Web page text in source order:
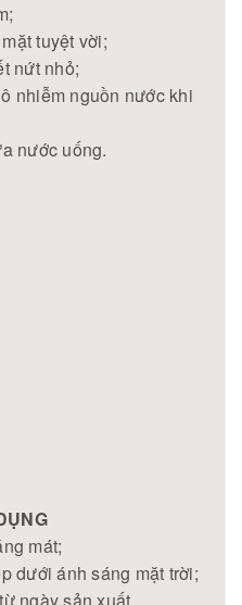
tuyệt vời;
nứt nhỏ;
nhiễm nguồn nước khi
nước uống.
mát;
dưới ánh sáng mặt trời;